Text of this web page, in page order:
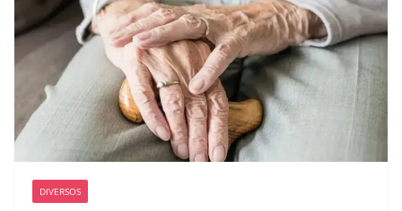
DIVERSOS